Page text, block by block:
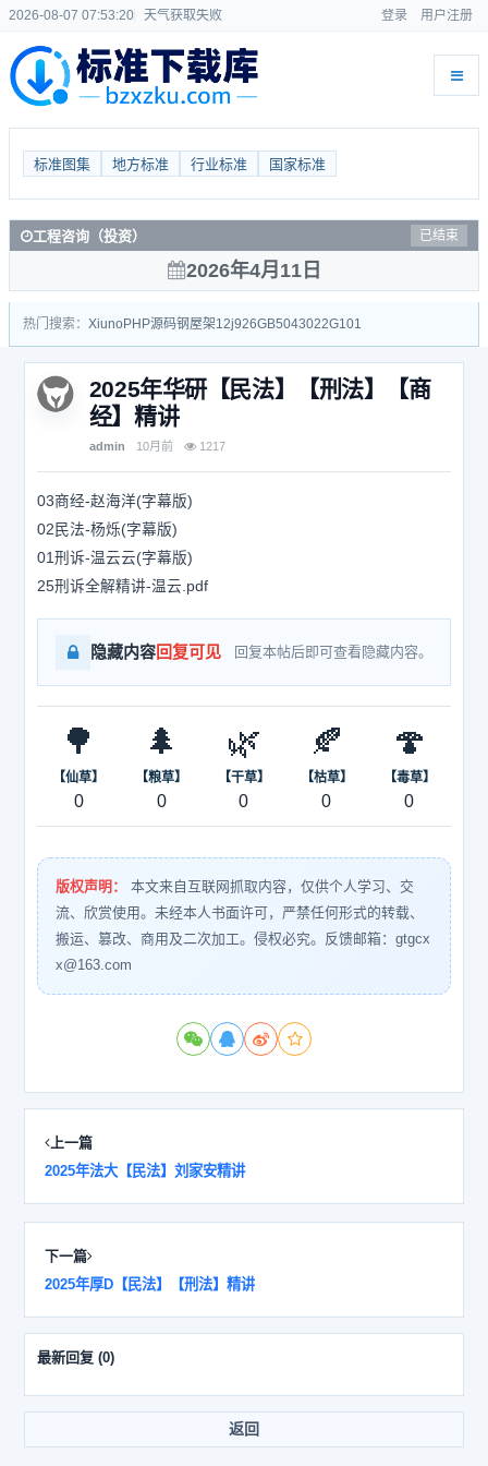
2026-08-07 07:53:20 天气获取失败 登录 用户注册
标准图集 地方标准 行业标准 国家标准
工程咨询（投资） 已结束
2026年4月11日
热门搜索： Xiuno PHP源码钢屋架12j926GB5043022G101
2025年华研【民法】【刑法】【商
经】精讲
admin 10月前 1217
03商经-赵海洋(字幕版)
02民法-杨烁(字幕版)
01刑诉-温云云(字幕版)
25刑诉全解精讲-温云.pdf
隐藏内容回复可见 回复本帖后即可查看隐藏内容。
🌳
【仙草】
0
🌲
【粮草】
0
🌿
【干草】
0
🍂
【枯草】
0
🍄
【毒草】
0
版权声明：
本文来自互联网抓取内容，仅供个人学习、交
流、欣赏使用。未经本人书面许可，严禁任何形式的转载、
搬运、篡改、商用及二次加工。侵权必究。反馈邮箱：gtgcx
x@163.com
上一篇
2025年法大【民法】刘家安精讲
下一篇
2025年厚D【民法】【刑法】精讲
最新回复 (0)
返回